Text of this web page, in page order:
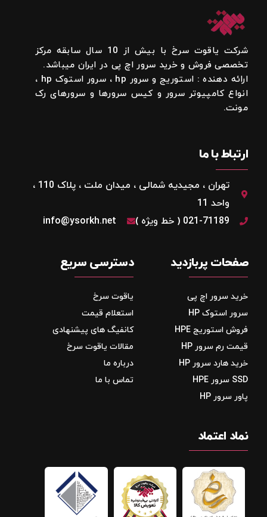
شرکت یاقوت سرخ با بیش از 10 سال سابقه مرکز
تخصصی فروش و خرید سرور اچ پی در ایران میباشد.
ارائه دهنده : استوریج و سرور hp ، سرور استوک hp ،
انواع کامپیوتر سرور و کیس سرورها و سرورهای رک
مونت.
ارتباط با ما
تهران ، مجیدیه شمالی ، میدان ملت ، پلاک 110 ،
واحد 11
021-71189 ( خط ویژه )
info@ysorkh.net
صفحات پربازدید
خرید سرور اچ پی
سرور استوک HP
فروش استوریج‌ HPE
قیمت رم سرور HP
خرید هارد سرور HP
SSD سرور HPE
پاور سرور HP
دسترسی سریع
یاقوت سرخ
استعلام قیمت
کانفیگ های پیشنهادی
مقالات یاقوت سرخ
درباره ما
تماس با ما
نماد اعتماد